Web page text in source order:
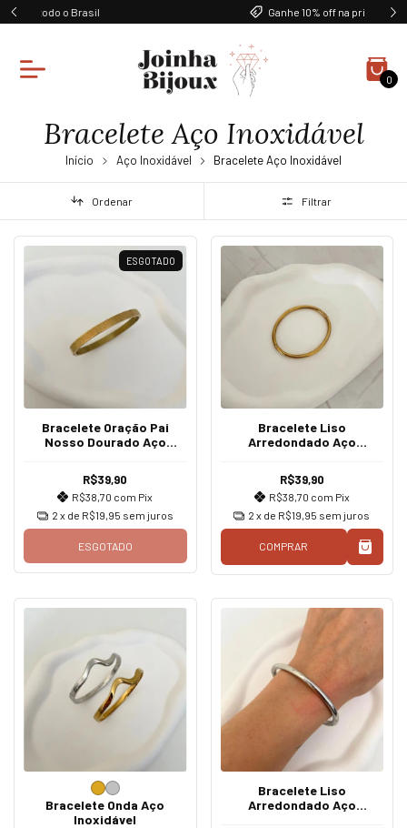
Ganhe 10% off na primeira compra
0
Bracelete Aço Inoxidável
Início Aço Inoxidável Bracelete Aço Inoxidável
Ordenar Filtrar
ESGOTADO
Bracelete Oração Pai
Nosso Dourado Aço
R$39,90
R$38,70 com Pix
2 x de R$19,95 sem juros
ESGOTADO
Bracelete Liso
Arredondado Aço
R$39,90
R$38,70 com Pix
2 x de R$19,95 sem juros
COMPRAR
Bracelete Onda Aço
Inoxidável
Bracelete Liso
Arredondado Aço